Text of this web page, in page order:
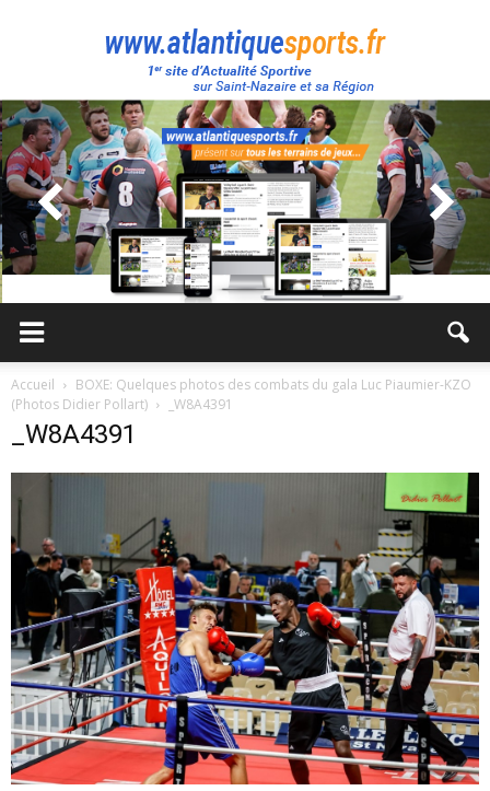
Atlantique
Sport
Accueil
BOXE: Quelques photos des combats du gala Luc Piaumier-KZO
(Photos Didier Pollart)
_W8A4391
_W8A4391